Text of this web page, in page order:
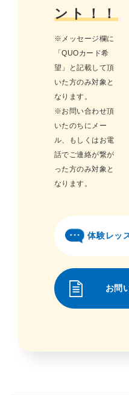
ント！！
※メッセージ欄に
「QUOカード希
望」と記載して頂
いた方のみ対象と
なります。
※お問い合わせ頂
いたのちにメー
ル、もしくはお電
話でご連絡が繋が
った方のみ対象と
なります。
体験レッ
お問